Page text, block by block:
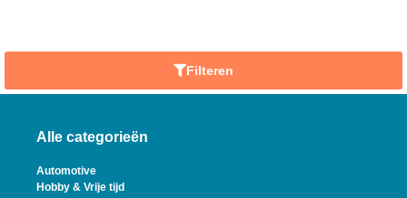
Filteren
Alle categorieën
Automotive
Hobby & Vrije tijd